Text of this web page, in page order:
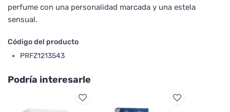
perfume con una personalidad marcada y una estela
sensual.
Código del producto
PRFZ1213543
Podría interesarle